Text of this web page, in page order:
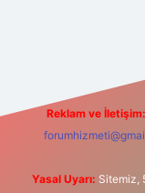
Reklam ve İletişim:
Yasal Uyarı: Sitemiz,